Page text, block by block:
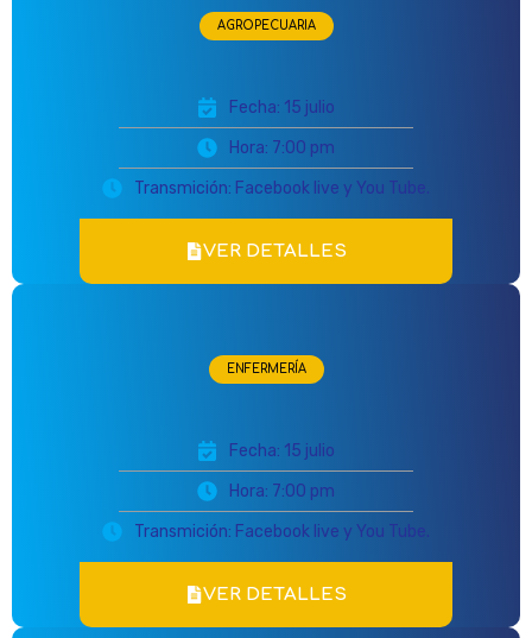
AGROPECUARIA
Fecha: 15 julio
Hora: 7:00 pm
Transmición: Facebook live y You Tube.
VER DETALLES
ENFERMERÍA
Fecha: 15 julio
Hora: 7:00 pm
Transmición: Facebook live y You Tube.
VER DETALLES